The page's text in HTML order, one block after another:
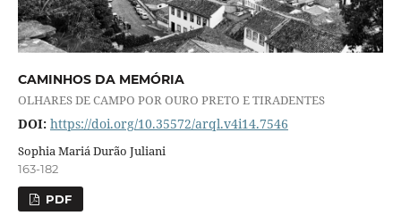
CAMINHOS DA MEMÓRIA
OLHARES DE CAMPO POR OURO PRETO E TIRADENTES
DOI: https://doi.org/10.35572/arql.v4i14.7546
Sophia Mariá Durão Juliani
163-182
PDF